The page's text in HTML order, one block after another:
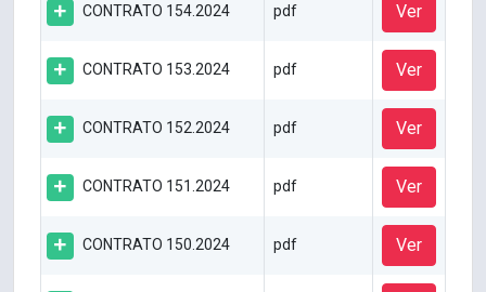
CONTRATO 154.2024 pdf Ver
CONTRATO 153.2024 pdf Ver
CONTRATO 152.2024 pdf Ver
CONTRATO 151.2024 pdf Ver
CONTRATO 150.2024 pdf Ver